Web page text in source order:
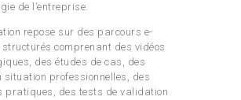
de l’entreprise.
repose sur des parcours e-
structurés comprenant des vidéos
des études de cas, des
situation professionnelles, des
pratiques, des tests de validation